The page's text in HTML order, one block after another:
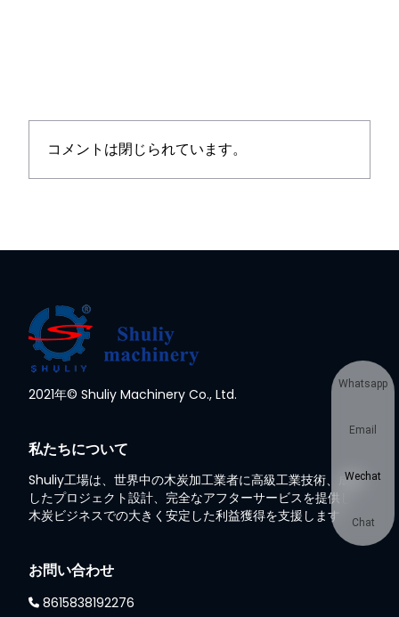
コメントは閉じられています。
2021年© Shuliy Machinery Co., Ltd.
私たちについて
Shuliy工場は、世界中の木炭加工業者に高級工業技術、成熟
したプロジェクト設計、完全なアフターサービスを提供し、
木炭ビジネスでの大きく安定した利益獲得を支援します
お問い合わせ
8615838192276
Whatsapp
Email
Wechat
Chat